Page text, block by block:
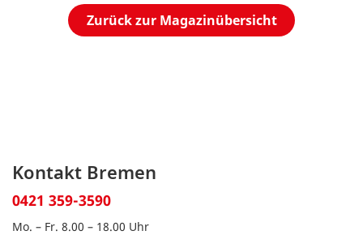
Zurück zur Magazinübersicht
Kontakt Bremen
0421 359-3590
Mo. – Fr. 8.00 – 18.00 Uhr